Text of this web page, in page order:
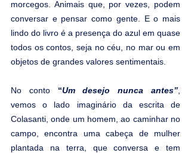
morcegos. Animais que, por vezes, podem
conversar e pensar como gente. E o mais
lindo do livro é a presença do azul em quase
todos os contos, seja no céu, no mar ou em
objetos de grandes valores sentimentais.
No conto “Um desejo nunca antes”
vemos o lado imaginário da escrita de
Colasanti, onde um homem, ao caminhar no
campo, encontra uma cabeça de mulher
plantada na terra, que conversa e tem